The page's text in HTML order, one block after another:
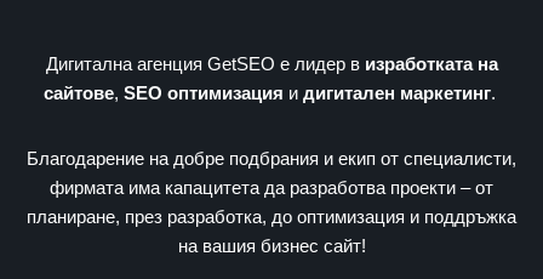
Дигитална агенция GetSEO е лидер в изработката на
сайтове, SEO оптимизация и дигитален маркетинг.
Благодарение на добре подбрания и екип от специалисти,
фирмата има капацитета да разработва проекти – от
планиране, през разработка, до оптимизация и поддръжка
на вашия бизнес сайт!